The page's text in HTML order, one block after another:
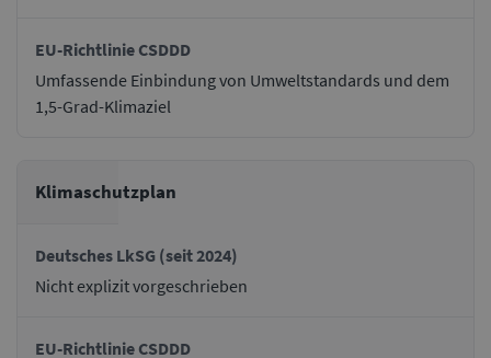
Umfassende Einbindung von Umweltstandards und dem
1,5-Grad-Klimaziel
Klimaschutzplan
Nicht explizit vorgeschrieben